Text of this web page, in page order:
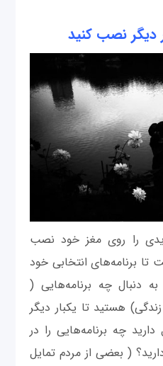
دیگر نصب کنید
را روی مغز خود نصب
تا برنامه‌های انتخابی خود
دنبال چه برنامه‌هایی (
هستید تا یکبار دیگر
چه برنامه‌هایی را در
( بعضی از مردم تمایل